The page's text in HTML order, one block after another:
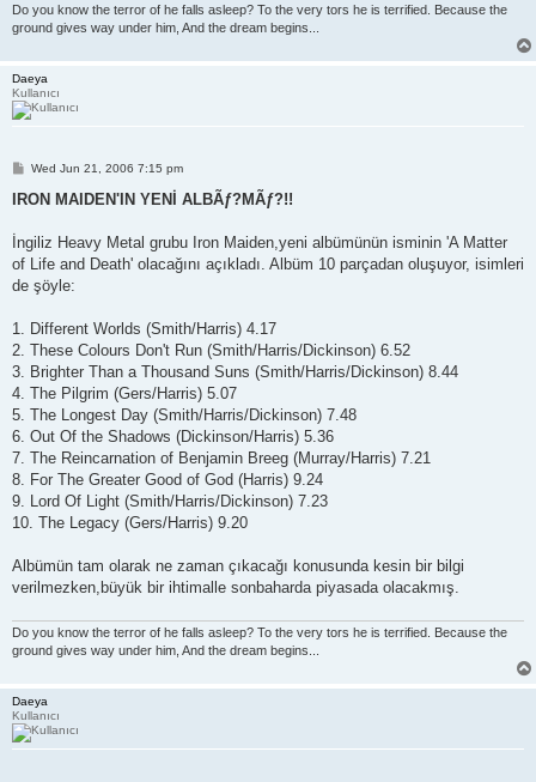
Do you know the terror of he falls asleep? To the very tors he is terrified. Because the
ground gives way under him, And the dream begins...
Daeya
Kullanıcı
P
s
Wed Jun 21, 2006 7:15 pm
IRON MAIDEN'IN YENİ ALBÃƒ?MÃƒ?!!
İngiliz Heavy Metal grubu Iron Maiden,yeni albümünün isminin 'A Matter
of Life and Death' olacağını açıkladı. Albüm 10 parçadan oluşuyor, isimleri
de şöyle:
1. Different Worlds (Smith/Harris) 4.17
2. These Colours Don't Run (Smith/Harris/Dickinson) 6.52
3. Brighter Than a Thousand Suns (Smith/Harris/Dickinson) 8.44
4. The Pilgrim (Gers/Harris) 5.07
5. The Longest Day (Smith/Harris/Dickinson) 7.48
6. Out Of the Shadows (Dickinson/Harris) 5.36
7. The Reincarnation of Benjamin Breeg (Murray/Harris) 7.21
8. For The Greater Good of God (Harris) 9.24
9. Lord Of Light (Smith/Harris/Dickinson) 7.23
10. The Legacy (Gers/Harris) 9.20
Albümün tam olarak ne zaman çıkacağı konusunda kesin bir bilgi
verilmezken,büyük bir ihtimalle sonbaharda piyasada olacakmış.
Do you know the terror of he falls asleep? To the very tors he is terrified. Because the
ground gives way under him, And the dream begins...
Daeya
Kullanıcı